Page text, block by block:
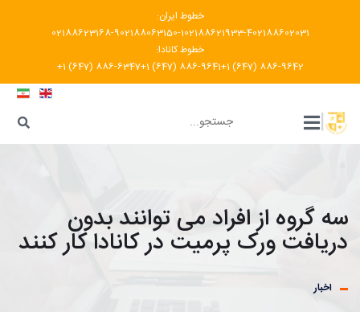
خطوط ایران:
02188623168-902188063150-102188621933-402188602031
خطوط کانادا:
+1 (647) 886-6347+1 (647) 886-9641+1 (647) 886-9642
|
سه گروه از افراد می توانند بدون
دریافت ورک پرمیت در کانادا کار کنند
اخبار